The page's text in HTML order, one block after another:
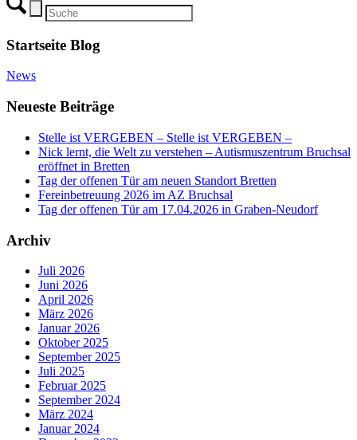
Startseite Blog
News
Neueste Beiträge
Stelle ist VERGEBEN – Stelle ist VERGEBEN –
Nick lernt, die Welt zu verstehen – Autismuszentrum Bruchsal
eröffnet in Bretten
Tag der offenen Tür am neuen Standort Bretten
Fereinbetreuung 2026 im AZ Bruchsal
Tag der offenen Tür am 17.04.2026 in Graben-Neudorf
Archiv
Juli 2026
Juni 2026
April 2026
März 2026
Januar 2026
Oktober 2025
September 2025
Juli 2025
Februar 2025
September 2024
März 2024
Januar 2024